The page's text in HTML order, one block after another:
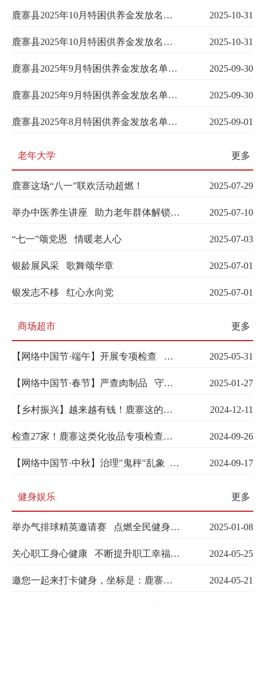
鹿寨县2025年10月特困供养金发放名单（农村） 2025-10-31
鹿寨县2025年10月特困供养金发放名单（城市） 2025-10-31
鹿寨县2025年9月特困供养金发放名单（农村） 2025-09-30
鹿寨县2025年9月特困供养金发放名单（城市） 2025-09-30
鹿寨县2025年8月特困供养金发放名单（农村） 2025-09-01
老年大学 更多
鹿寨这场“八一”联欢活动超燃！ 2025-07-29
举办中医养生讲座 助力老年群体解锁科学调养之道 2025-07-10
“七一”颂党恩 情暖老人心 2025-07-03
银龄展风采 歌舞颂华章 2025-07-01
银发志不移 红心永向党 2025-07-01
商场超市 更多
【网络中国节·端午】开展专项检查 筑牢食品安全监管防线 2025-05-31
【网络中国节·春节】严查肉制品 守护年夜饭的美味 2025-01-27
【乡村振兴】越来越有钱！鹿寨这的村民太幸福了 2024-12-11
检查27家！鹿寨这类化妆品专项检查结果…… 2024-09-26
【网络中国节·中秋】治理"鬼秤"乱象 守护中秋诚信 2024-09-17
健身娱乐 更多
举办气排球精英邀请赛 点燃全民健身热情 2025-01-08
关心职工身心健康 不断提升职工幸福感、获得感 2024-05-25
邀您一起来打卡健身，坐标是：鹿寨县中医医院 2024-05-21